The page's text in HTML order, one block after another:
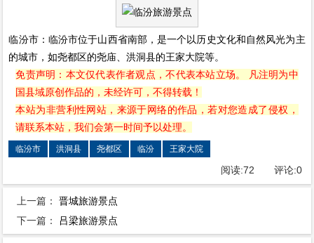
临汾市：临汾市位于山西省南部，是一个以历史文化和自然风光为主
的城市，如尧都区的尧庙、洪洞县的王家大院等。
免责声明：本文仅代表作者观点，不代表本站立场。 凡注明为中
国县域原创作品的，未经许可，不得转载！
本站为非营利性网站，来源于网络的作品，若对您造成了侵权，
请联系本站，我们会第一时间予以处理。
临汾市 洪洞县 尧都区 临汾 王家大院
阅读:72 评论:0
上一篇：晋城旅游景点
下一篇： 吕梁旅游景点